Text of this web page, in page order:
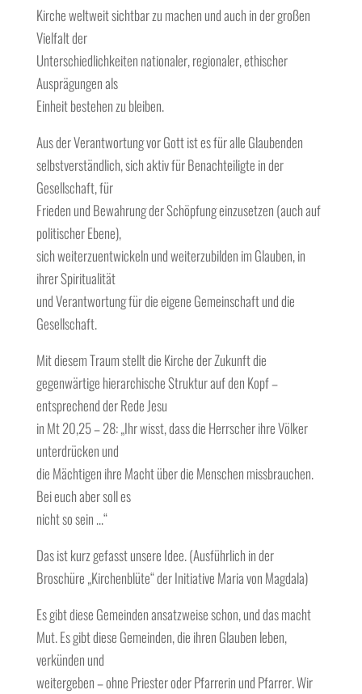
Kirche weltweit sichtbar zu machen und auch in der großen
Vielfalt der
Unterschiedlichkeiten nationaler, regionaler, ethischer
Ausprägungen als
Einheit bestehen zu bleiben.
Aus der Verantwortung vor Gott ist es für alle Glaubenden
selbstverständlich, sich aktiv für Benachteiligte in der
Gesellschaft, für
Frieden und Bewahrung der Schöpfung einzusetzen (auch auf
politischer Ebene),
sich weiterzuentwickeln und weiterzubilden im Glauben, in
ihrer Spiritualität
und Verantwortung für die eigene Gemeinschaft und die
Gesellschaft.
Mit diesem Traum stellt die Kirche der Zukunft die
gegenwärtige hierarchische Struktur auf den Kopf –
entsprechend der Rede Jesu
in Mt 20,25 – 28: „Ihr wisst, dass die Herrscher ihre Völker
unterdrücken und
die Mächtigen ihre Macht über die Menschen missbrauchen.
Bei euch aber soll es
nicht so sein …“
Das ist kurz gefasst unsere Idee. (Ausführlich in der
Broschüre „Kirchenblüte“ der Initiative Maria von Magdala)
Es gibt diese Gemeinden ansatzweise schon, und das macht
Mut. Es gibt diese Gemeinden, die ihren Glauben leben,
verkünden und
weitergeben – ohne Priester oder Pfarrerin und Pfarrer. Wir